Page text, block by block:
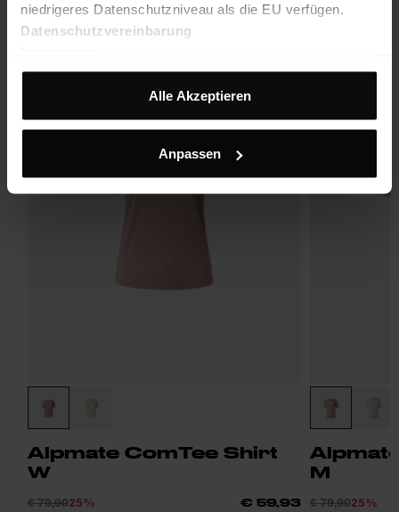
niedrigeres Datenschutzniveau als die EU verfügen.
Datenschutzvereinbarung
Alle Akzeptieren
Anpassen
Alpmate ComTee Shirt
W
€ 79,9025% € 59,93
M
€ 79,9025%